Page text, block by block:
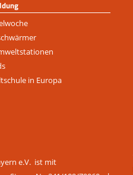
in Europa
e.V. ist mit